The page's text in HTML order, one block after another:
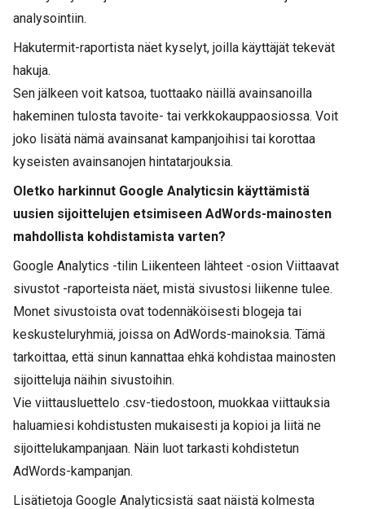
analysointiin.
Hakutermit-raportista näet kyselyt, joilla käyttäjät tekevät
hakuja.
Sen jälkeen voit katsoa, tuottaako näillä avainsanoilla
hakeminen tulosta tavoite- tai verkkokauppaosiossa. Voit
joko lisätä nämä avainsanat kampanjoihisi tai korottaa
kyseisten avainsanojen hintatarjouksia.
Oletko harkinnut Google Analyticsin käyttämistä
uusien sijoittelujen etsimiseen AdWords-mainosten
mahdollista kohdistamista varten?
Google Analytics -tilin Liikenteen lähteet -osion Viittaavat
sivustot -raporteista näet, mistä sivustosi liikenne tulee.
Monet sivustoista ovat todennäköisesti blogeja tai
keskusteluryhmiä, joissa on AdWords-mainoksia. Tämä
tarkoittaa, että sinun kannattaa ehkä kohdistaa mainosten
sijoitteluja näihin sivustoihin.
Vie viittausluettelo .csv-tiedostoon, muokkaa viittauksia
haluamiesi kohdistusten mukaisesti ja kopioi ja liitä ne
sijoittelukampanjaan. Näin luot tarkasti kohdistetun
AdWords-kampanjan.
Lisätietoja Google Analyticsistä saat näistä kolmesta